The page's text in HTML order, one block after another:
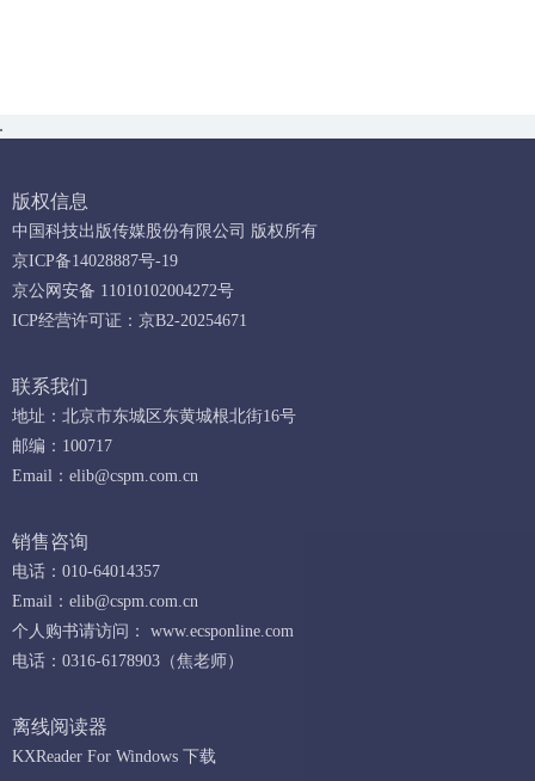
版权信息
中国科技出版传媒股份有限公司 版权所有
京ICP备14028887号-19
京公网安备 11010102004272号
ICP经营许可证：京B2-20254671
联系我们
地址：北京市东城区东黄城根北街16号
邮编：100717
Email： elib@cspm.com.cn
销售咨询
电话：010-64014357
Email： elib@cspm.com.cn
个人购书请访问：
www.ecsponline.com
电话：0316-6178903（焦老师）
离线阅读器
KXReader For Windows 下载